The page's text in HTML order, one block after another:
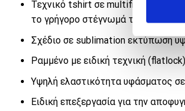
Τεχνικό tshirt σε multifilament
το γρήγορο στέγνωμά του.
Σχέδιο σε sublimation εκτύπωση
Ραμμένο με ειδική τεχνική
Υψηλή ελαστικότητα υφάσματος
Ειδική επεξεργασία για την